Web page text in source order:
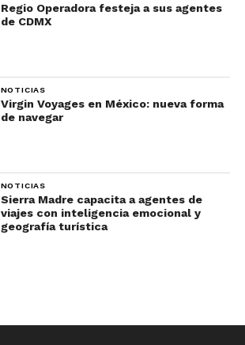
Regio Operadora festeja a sus agentes
de CDMX
NOTICIAS
Virgin Voyages en México: nueva forma
de navegar
NOTICIAS
Sierra Madre capacita a agentes de
viajes con inteligencia emocional y
geografía turística